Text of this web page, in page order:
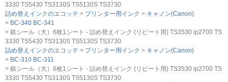
3330 TS5430 TS3130S TS5130S TS3730
詰め替えインクのエコッテ
プリンター用インク
キャノン(Canon)
BC-340 BC-341
銀シール（大）6枚1シート - 詰め替えインク (リピート用) TS3530 ip2700 TS
3330 TS5430 TS3130S TS5130S TS3730
詰め替えインクのエコッテ
プリンター用インク
キャノン(Canon)
BC-310 BC-311
銀シール（大）6枚1シート - 詰め替えインク (リピート用) TS3530 ip2700 TS
3330 TS5430 TS3130S TS5130S TS3730